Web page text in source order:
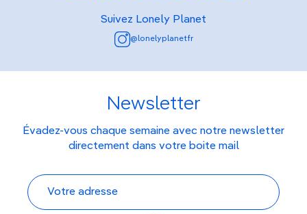
Suivez Lonely Planet
@lonelyplanetfr
Newsletter
Évadez-vous chaque semaine avec notre newsletter
directement dans votre boite mail